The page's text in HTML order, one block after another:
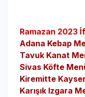
Ramazan 2023
Adana Kebap
Tavuk Kanat
Sivas Köfte
Kiremitte
Karışık Izgara